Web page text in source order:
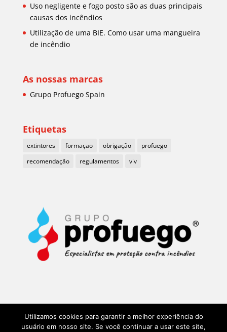
Uso negligente e fogo posto são as duas principais
causas dos incêndios
Utilização de uma BIE. Como usar uma mangueira
de incêndio
As nossas marcas
Grupo Profuego Spain
Etiquetas
extintores formaçao obrigação
profuego
recomendação
regulamentos viv
Utilizamos cookies para garantir a melhor experiência do
usuário em nosso site. Se você continuar a usar este site,